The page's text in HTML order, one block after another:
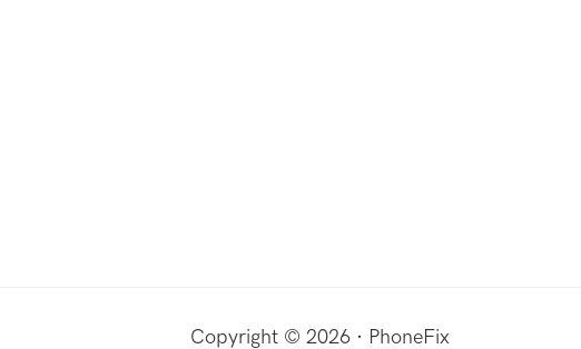
Copyright © 2026 · PhoneFix